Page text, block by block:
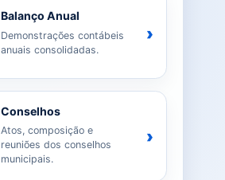
Balanço Anual
Demonstrações contábeis
anuais consolidadas.
›
Conselhos
Atos, composição e
reuniões dos conselhos
municipais.
›